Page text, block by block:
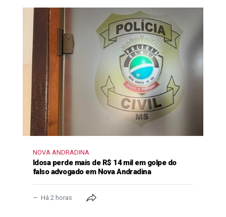
NOVA ANDRADINA
Idosa perde mais de R$ 14 mil em golpe do
falso advogado em Nova Andradina
Há 2 horas